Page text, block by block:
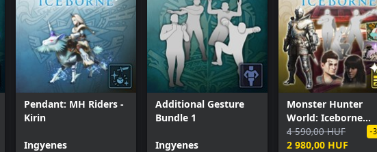
Pendant: MH Riders -
Kirin
Ingyenes
Additional Gesture
Bundle 1
Ingyenes
Monster Hunter
World: Iceborne
Deluxe Kit
4 590,00 HUF
2 980,00 HUF
-